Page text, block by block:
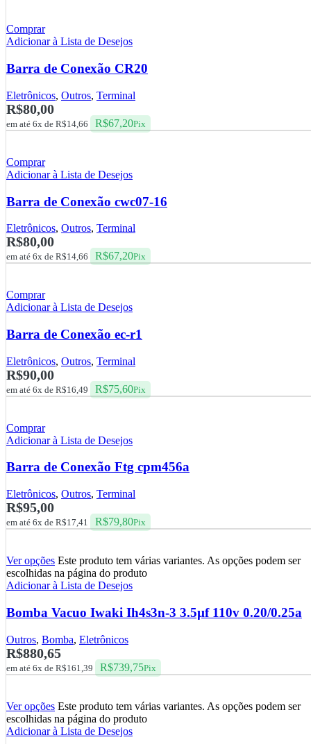
Comprar
Adicionar à Lista de Desejos
Barra de Conexão CR20
Eletrônicos, Outros, Terminal
R$80,00
em até 6x de R$14,66 R$67,20Pix
Comprar
Adicionar à Lista de Desejos
Barra de Conexão cwc07-16
Eletrônicos, Outros, Terminal
R$80,00
em até 6x de R$14,66 R$67,20Pix
Comprar
Adicionar à Lista de Desejos
Barra de Conexão ec-r1
Eletrônicos, Outros, Terminal
R$90,00
em até 6x de R$16,49 R$75,60Pix
Comprar
Adicionar à Lista de Desejos
Barra de Conexão Ftg cpm456a
Eletrônicos, Outros, Terminal
R$95,00
em até 6x de R$17,41 R$79,80Pix
Ver opções Este produto tem várias variantes. As opções podem ser
escolhidas na página do produto
Adicionar à Lista de Desejos
Bomba Vacuo Iwaki Ih4s3n-3 3.5µf 110v 0.20/0.25a
Outros, Bomba, Eletrônicos
R$880,65
em até 6x de R$161,39 R$739,75Pix
Ver opções Este produto tem várias variantes. As opções podem ser
escolhidas na página do produto
Adicionar à Lista de Desejos